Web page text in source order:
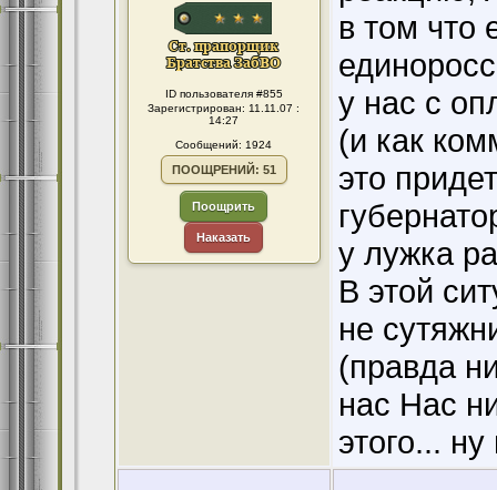
ID пользователя #855
Зарегистрирован: 11.11.07 :
14:27
Сообщений: 1924
ПООЩРЕНИЙ: 51
Поощрить
Наказать
в том что
у нас с
(и как
это
у лужка
В этой
не
(правда
нас Нас
этого...